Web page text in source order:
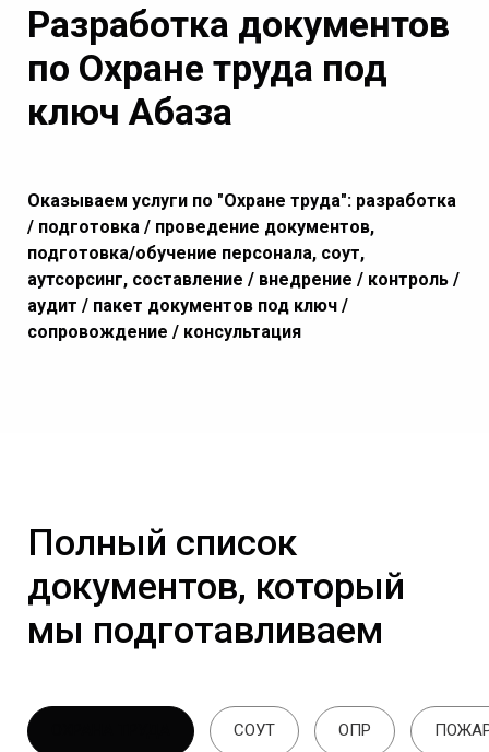
Разработка документов
по Охране труда под
ключ Абаза
Оказываем услуги по "Охране труда": разработка
/ подготовка / проведение документов,
подготовка/обучение персонала, соут,
аутсорсинг, составление / внедрение / контроль /
аудит / пакет документов под ключ /
сопровождение / консультация
Полный список
документов, который
мы подготавливаем
СОУТ ОПР